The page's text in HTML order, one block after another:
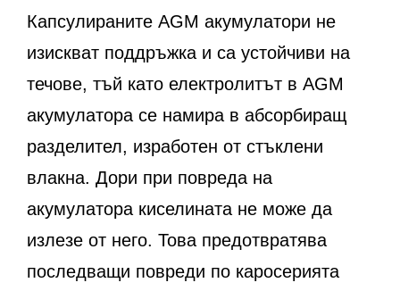
Капсулираните AGM акумулатори не
изискват поддръжка и са устойчиви на
течове, тъй като електролитът в AGM
акумулатора се намира в абсорбиращ
разделител, изработен от стъклени
влакна. Дори при повреда на
акумулатора киселината не може да
излезе от него. Това предотвратява
последващи повреди по каросерията